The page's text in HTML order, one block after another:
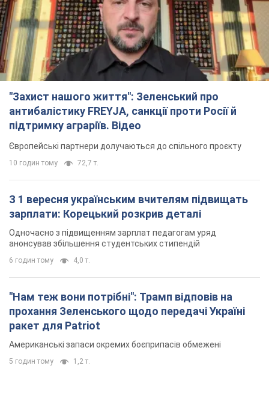
"Захист нашого життя": Зеленський про
антибалістику FREYJA, санкції проти Росії й
підтримку аграріїв. Відео
Європейські партнери долучаються до спільного проєкту
10 годин тому 72,7 т.
З 1 вересня українським вчителям підвищать
зарплати: Корецький розкрив деталі
Одночасно з підвищенням зарплат педагогам уряд
анонсував збільшення студентських стипендій
6 годин тому 4,0 т.
"Нам теж вони потрібні": Трамп відповів на
прохання Зеленського щодо передачі Україні
ракет для Patriot
Американські запаси окремих боєприпасів обмежені
5 годин тому 1,2 т.